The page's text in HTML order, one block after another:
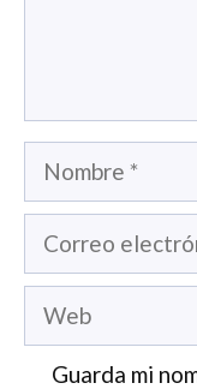
Nombre
Correo
Web
Guarda mi